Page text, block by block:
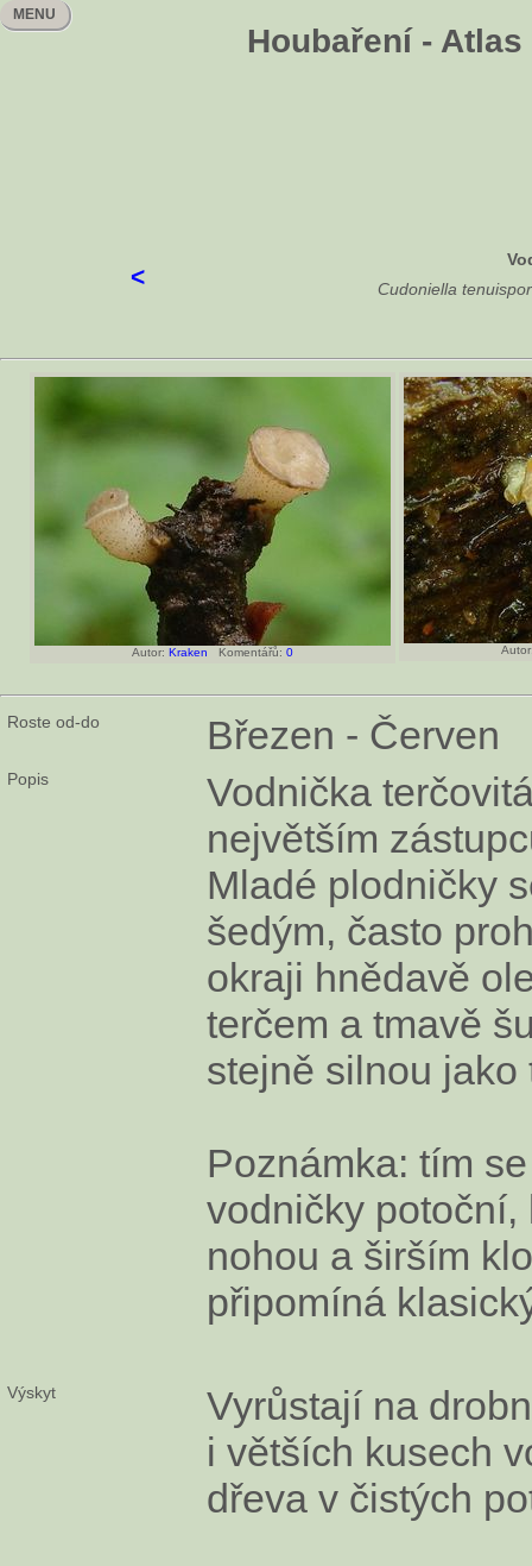
Houbaření -
MENU
<
Cudoniella
Autor: Kraken Komentářů: 0
Roste od-do Březen - Červen
Popis
Vodnička
největším
Mladé plodničky
šedým, často
okraji hnědavě
terčem a tmavě
stejně silnou jako
Poznámka: tím
vodničky potoční,
nohou a širším
připomíná
Výskyt
Vyrůstají na
i větších kusech
dřeva v čistých